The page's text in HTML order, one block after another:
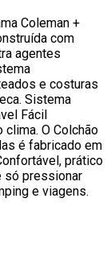
Coleman +
com
agentes
e costuras
Sistema
Fácil
O Colchão
é fabricado em
prático
só pressionar
e viagens.